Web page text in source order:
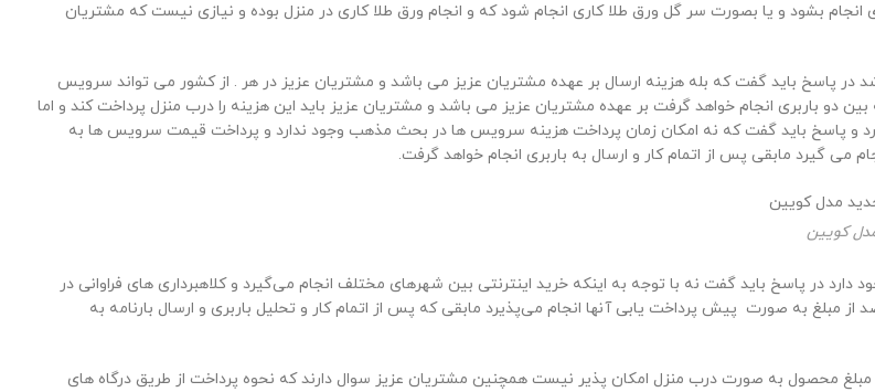
بشود و یا بصورت سر گل ورق طلا کاری انجام شود که و انجام ورق طلا کاری در منزل بوده و نیازی نیست که مشتریان
در پاسخ باید گفت که بله هزینه ارسال بر عهده مشتریان عزیز می باشد و مشتریان عزیز در هر . از کشور می تواند سرویس
کند هزینه ارسال که بین دو باربری انجام خواهد گرفت بر عهده مشتریان عزیز می باشد و مشتریان عزیز باید این هزینه را درب منزل پرداخت کند و اما
و پاسخ باید گفت که نه امکان زمان پرداخت هزینه سرویس ها در بحث مذهب وجود ندارد و پرداخت قیمت سرویس ها به
کویین
در پاسخ باید گفت نه با توجه به اینکه خرید اینترنتی بین شهرهای مختلف انجام می‌گیرد و کلاهبرداری های فراوانی در
سودجو وجود دارد هزینه هزینه به صورت پرداخته تمام نقد می باشد که ۴۵ درصد از مبلغ به صورت پیش پرداخت یابی آنها انجام می‌پذیرد مابقی که پس از اتمام کار و تحلیل باربری و ارسال بارنامه به
محصول به صورت درب منزل امکان پذیر نیست همچنین مشتریان عزیز سوال دارند که نحوه پرداخت از طریق درگاه های